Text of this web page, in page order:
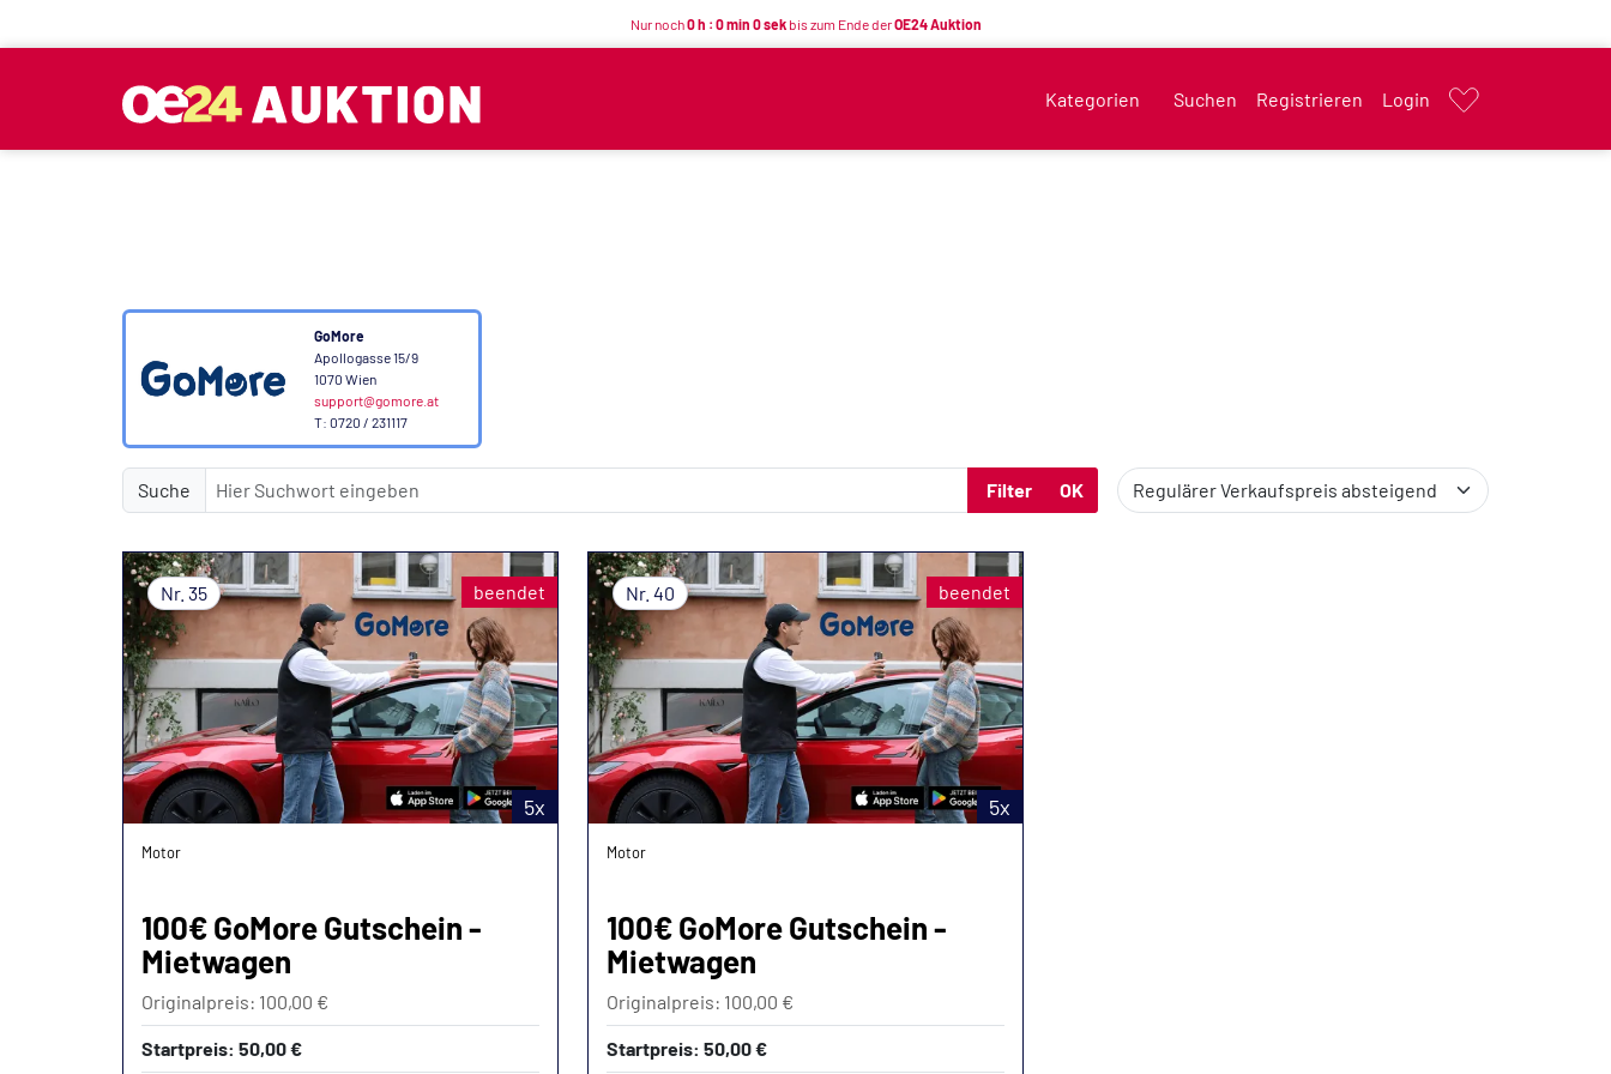
Nur noch0 h : 0 min 0 sekbis zum Ende derOE24 Auktion
Kategorien Suchen Registrieren Login
GoMore
Apollogasse 15/9
1070 Wien
support@gomore.at
T: 0720 / 231117
Suche Filter OK
Nr. 35
5x
beendet
Motor
100€ GoMore Gutschein -
Mietwagen
Originalpreis: 100,00 €
Startpreis: 50,00 €
Nr. 40
5x
beendet
Motor
100€ GoMore Gutschein -
Mietwagen
Originalpreis: 100,00 €
Startpreis: 50,00 €